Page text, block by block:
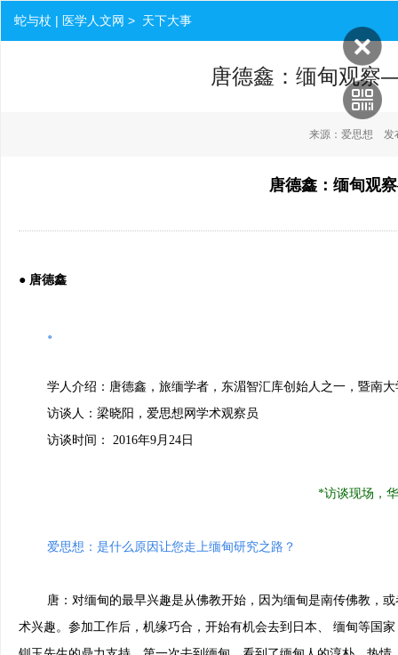
蛇与杖 | 医学人文网 > 天下大事
唐德鑫：缅甸观
来源：爱思想 发
唐德鑫：缅甸观
● 唐德鑫
。
学人介绍：唐德鑫，旅缅学者，东湄智汇库创始人之一，暨南
访谈人：梁晓阳，爱思想网学术观察员
访谈时间： 2016年9月24日
*访谈现场，
爱思想：是什么原因让您走上缅甸研究之路？
唐：对缅甸的最早兴趣是从佛教开始，因为缅甸是南传佛教，或
术兴趣。参加工作后，机缘巧合，开始有机会去到日本、 缅甸等国